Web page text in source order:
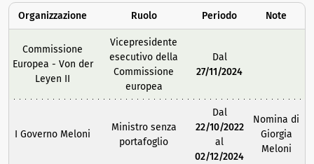
Organizzazione Ruolo Periodo Note
Commissione
Europea - Von der
Leyen II
Vicepresidente
esecutivo della
Commissione
europea
Dal
27/11/2024
I Governo Meloni
Ministro senza
portafoglio
Dal
22/10/2022
al
02/12/2024
Nomina di
Giorgia
Meloni